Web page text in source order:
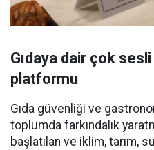
Gıdaya dair çok
platformu
Gıda güvenliği ve
toplumda farkındalık
başlatılan ve iklim, tarım,